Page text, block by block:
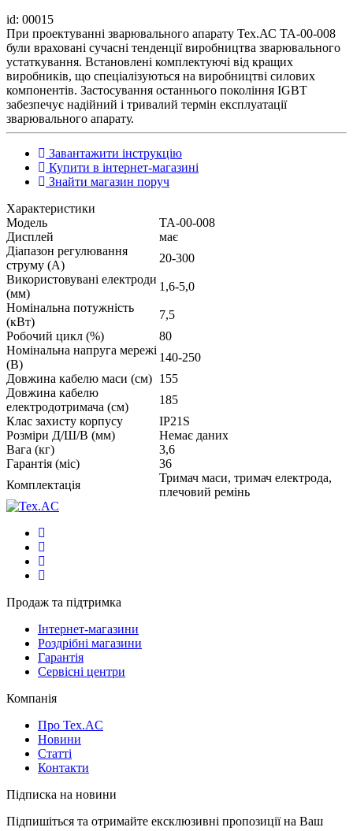
id: 00015
При проектуванні зварювального апарату Тех.АС ТА-00-008
були враховані сучасні тенденції виробництва зварювального
устаткування. Встановлені комплектуючі від кращих
виробників, що спеціалізуються на виробництві силових
компонентів. Застосування останнього покоління IGBT
забезпечує надійний і тривалий термін експлуатації
зварювального апарату.
Завантажити інструкцію
Купити в інтернет-магазині
Знайти магазин поруч
Характеристики
Модель
ТА-00-008
Дисплей
має
Діапазон регулювання
струму (А)
20-300
Використовувані електроди
(мм)
1,6-5,0
Номінальна потужність
(кВт)
7,5
Робочий цикл (%)
80
Номінальна напруга мережі
(В)
140-250
Довжина кабелю маси (см) 155
Довжина кабелю
електродотримача (см)
185
Клас захисту корпусу
IP21S
Розміри Д/Ш/В (мм)
Немає даних
Вага (кг)
3,6
Гарантія (міс)
36
Комплектація
Тримач маси, тримач електрода,
плечовий ремінь
Продаж та підтримка
Інтернет-магазини
Роздрібні магазини
Гарантія
Сервісні центри
Компанія
Про Tex.AC
Новини
Статті
Контакти
Підписка на новини
Підпишіться та отримайте ексклюзивні пропозиції на Ваш